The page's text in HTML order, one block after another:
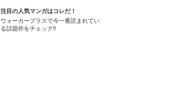
注目の人気マンガはコレだ！
ウォーカープラスで今一番読まれてい
る話題作をチェック!!